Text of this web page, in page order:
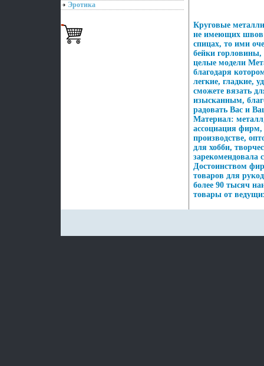
Эротика
Круговые
не имеющих швов
спицах, то ими
бейки
целые модели
благодаря
легкие, гладкие,
сможете вязать
изысканным,
радовать Вас и
Материал:
ассоциация
производстве,
для хобби,
зарекомендовала
Достоинством
товаров для
более 90 тысяч
товары от